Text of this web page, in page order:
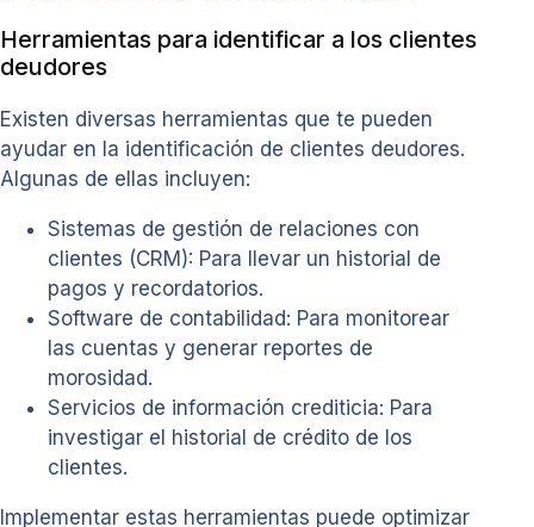
Herramientas para identificar a los clientes
deudores
Existen diversas herramientas que te pueden
ayudar en la identificación de clientes deudores.
Algunas de ellas incluyen:
Sistemas de gestión de relaciones con
clientes (CRM): Para llevar un historial de
pagos y recordatorios.
Software de contabilidad: Para monitorear
las cuentas y generar reportes de
morosidad.
Servicios de información crediticia: Para
investigar el historial de crédito de los
clientes.
Implementar estas herramientas puede optimizar